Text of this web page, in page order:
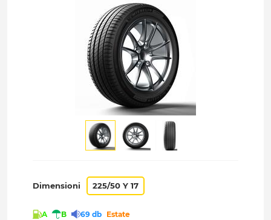
Dimensioni 225/50 Y 17
A B 69 db Estate